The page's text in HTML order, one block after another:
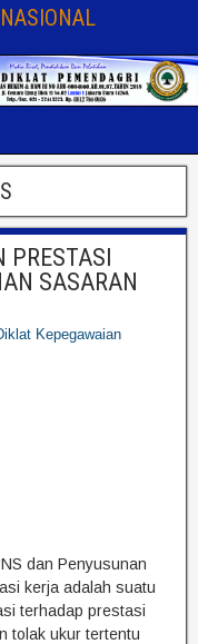
PRESTASI
SASARAN
Kepegawaian
dan Penyusunan
kerja adalah suatu
terhadap prestasi
tolak ukur tertentu